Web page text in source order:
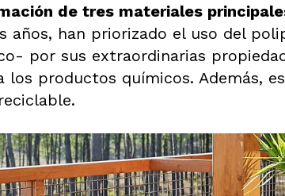
de tres materiales
años, han priorizado el uso del
por sus extraordinarias
los productos químicos. Además,